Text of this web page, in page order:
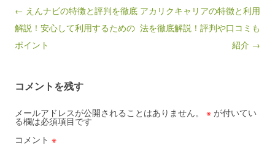
Post navigation
← えんナビの特徴と評判を徹底
解説！安心して利用するための
ポイント
アカリクキャリアの特徴と利用
法を徹底解説！評判や口コミも
紹介 →
コメントを残す
メールアドレスが公開されることはありません。 ※ が付いてい
る欄は必須項目です
コメント ※